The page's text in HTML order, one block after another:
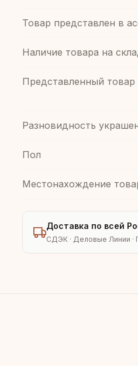
Товар представлен в
Наличие товара на
Представленный товар
Разновидность
Пол
Местонахождение
Доставка по всей
СДЭК · Деловые Линии ·